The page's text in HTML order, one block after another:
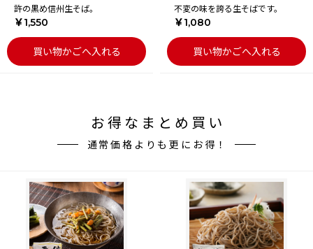
許の黒め信州生そば。
￥1,550
買い物かごへ入れる
不変の味を誇る生そばです。
￥1,080
買い物かごへ入れる
お得なまとめ買い
通常価格よりも更にお得！